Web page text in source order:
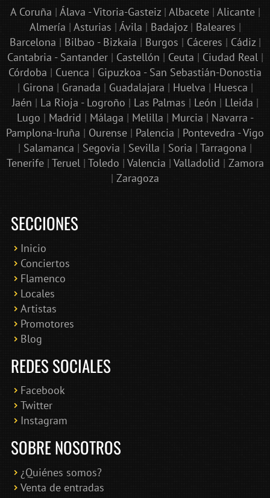
A Coruña | Álava - Vitoria-Gasteiz| Albacete| Alicante|
Almería | Asturias | Ávila | Badajoz| Baleares |
Barcelona | Bilbao - Bizkaia | Burgos | Cáceres | Cádiz|
Cantabria - Santander| Castellón | Ceuta | Ciudad Real|
Córdoba | Cuenca | Gipuzkoa - San Sebastián-Donostia
| Girona | Granada | Guadalajara | Huelva | Huesca |
Jaén | La Rioja - Logroño | Las Palmas | León | Lleida |
Lugo | Madrid | Málaga | Melilla | Murcia | Navarra -
Pamplona-Iruña | Ourense | Palencia | Pontevedra - Vigo
| Salamanca | Segovia | Sevilla | Soria | Tarragona |
Tenerife| Teruel| Toledo | Valencia | Valladolid | Zamora
| Zaragoza
SECCIONES
Inicio
Conciertos
Flamenco
Locales
Artistas
Promotores
Blog
REDES SOCIALES
Facebook
Twitter
Instagram
SOBRE NOSOTROS
¿Quiénes somos?
Venta de entradas